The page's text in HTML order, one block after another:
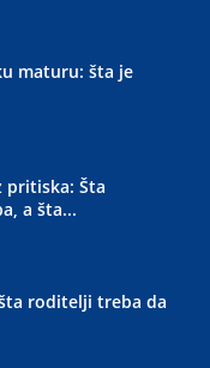
maturu: šta je
pritiska: Šta
a šta...
roditelji treba da